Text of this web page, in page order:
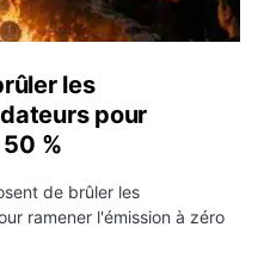
les
pour
%
de brûler les
ramener l'émission à zéro